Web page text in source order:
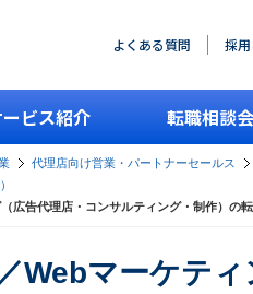
よくある質問 採
ビス紹介 転職相談
代理店向け営業・パートナーセールス
広告代理店・コンサルティング・制作）の
Webマーケテ